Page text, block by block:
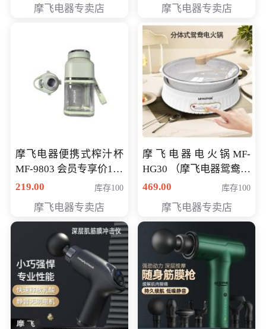
摩飞电器专卖店 摩飞电器专卖店
摩飞电器便携式榨汁杯
MF-9803 会员专享价138
元
219.00 库存100
摩飞电器专卖店
摩飞电器电火锅MF-
HG30 （摩飞电器鸳鸯锅
MF-HG30 ） 会员专享价
469.00 库存100
摩飞电器专卖店